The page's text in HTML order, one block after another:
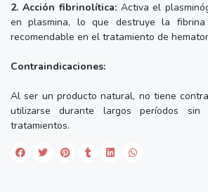
2. Acción fibrinolítica: Activa el
en plasmina, lo que destruye la fibrina
recomendable en el tratamiento de
Contraindicaciones:
Al ser un producto natural, no tiene
utilizarse durante largos períodos
tratamientos.